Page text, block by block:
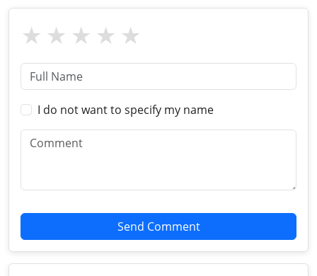
I do not want to specify my name
Send Comment